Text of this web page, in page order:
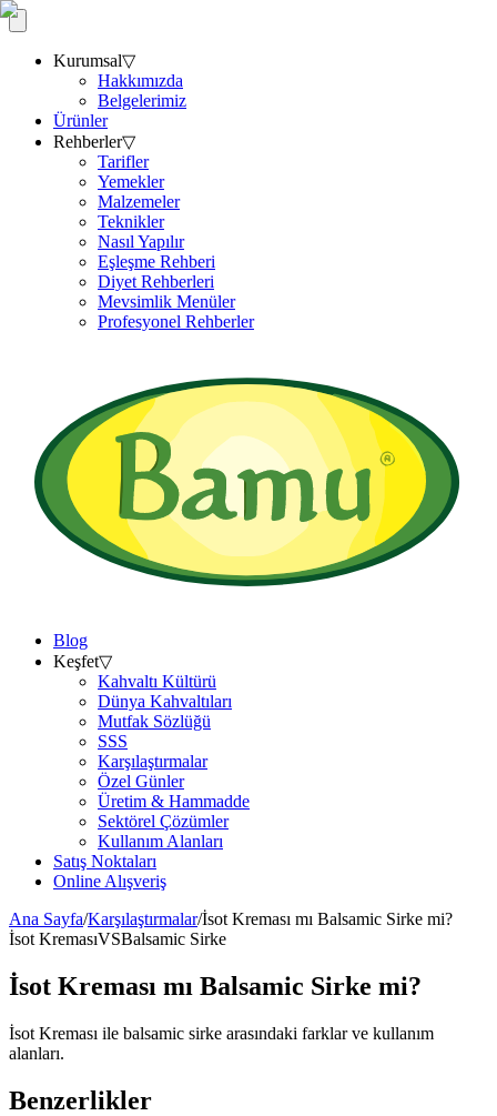
Kurumsal▽
Hakkımızda
Belgelerimiz
Ürünler
Rehberler▽
Tarifler
Yemekler
Malzemeler
Teknikler
Nasıl Yapılır
Eşleşme Rehberi
Diyet Rehberleri
Mevsimlik Menüler
Profesyonel Rehberler
Blog
Keşfet▽
Kahvaltı Kültürü
Dünya Kahvaltıları
Mutfak Sözlüğü
SSS
Karşılaştırmalar
Özel Günler
Üretim & Hammadde
Sektörel Çözümler
Kullanım Alanları
Satış Noktaları
Online Alışveriş
Ana Sayfa/Karşılaştırmalar/İsot Kreması mı Balsamic Sirke mi?
İsot KremasıVSBalsamic Sirke
İsot Kreması mı Balsamic Sirke mi?
İsot Kreması ile balsamic sirke arasındaki farklar ve kullanım
alanları.
Benzerlikler